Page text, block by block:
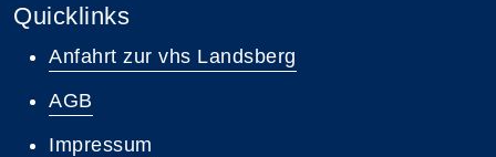
Quicklinks
Anfahrt zur vhs Landsberg
AGB
Impressum